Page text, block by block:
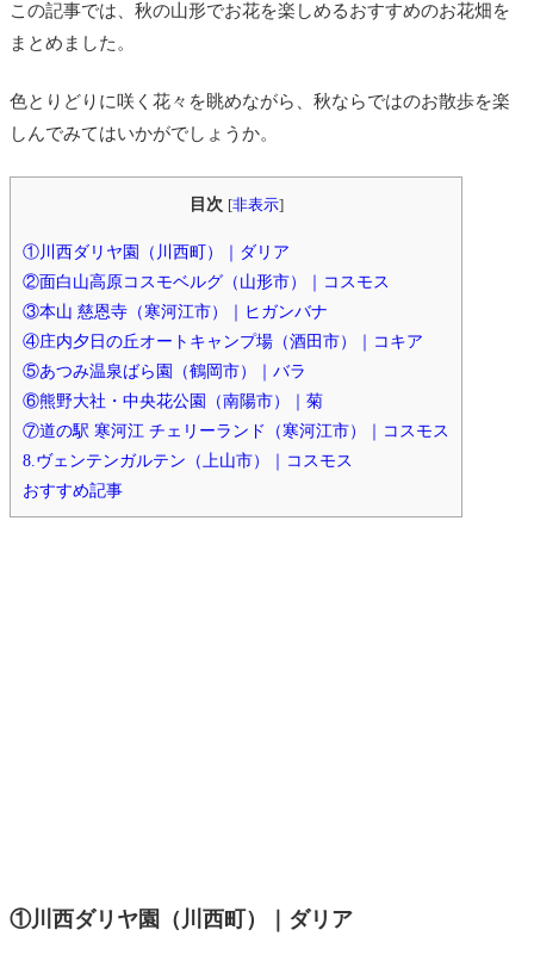
この記事では、秋の山形でお花を楽しめるおすすめのお花畑を
まとめました。
色とりどりに咲く花々を眺めながら、秋ならではのお散歩を楽
しんでみてはいかがでしょうか。
目次 [非表示]
①川西ダリヤ園（川西町）｜ダリア
②面白山高原コスモベルグ（山形市）｜コスモス
③本山 慈恩寺（寒河江市）｜ヒガンバナ
④庄内夕日の丘オートキャンプ場（酒田市）｜コキア
⑤あつみ温泉ばら園（鶴岡市）｜バラ
⑥熊野大社・中央花公園（南陽市）｜菊
⑦道の駅 寒河江 チェリーランド（寒河江市）｜コスモス
8.ヴェンテンガルテン（上山市）｜コスモス
おすすめ記事
①川西ダリヤ園（川西町）｜ダリア